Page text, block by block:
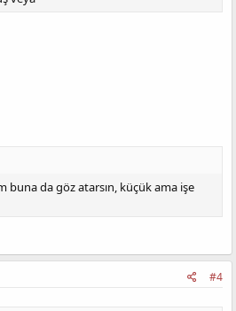
buna da göz atarsın, küçük ama işe
#4